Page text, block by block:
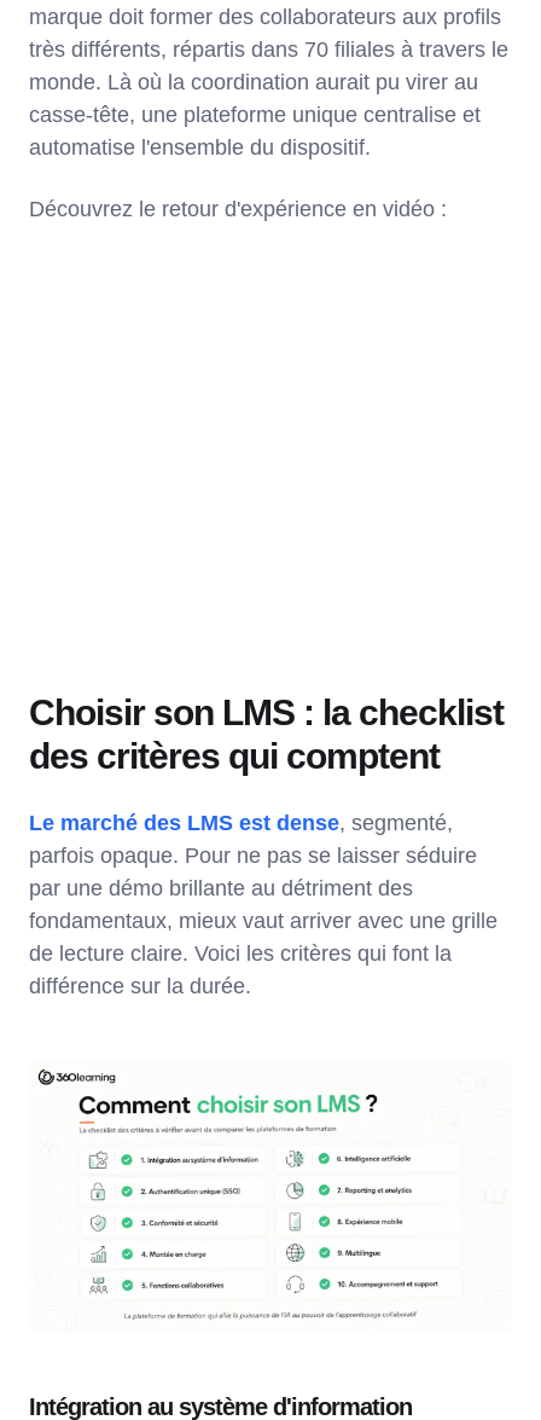
marque doit former des collaborateurs aux profils
très différents, répartis dans 70 filiales à travers le
monde. Là où la coordination aurait pu virer au
casse-tête, une plateforme unique centralise et
automatise l'ensemble du dispositif.
Découvrez le retour d'expérience en vidéo :
Choisir son LMS : la checklist
des critères qui comptent
Le marché des LMS est dense, segmenté,
parfois opaque. Pour ne pas se laisser séduire
par une démo brillante au détriment des
fondamentaux, mieux vaut arriver avec une grille
de lecture claire. Voici les critères qui font la
différence sur la durée.
Intégration au système d'information